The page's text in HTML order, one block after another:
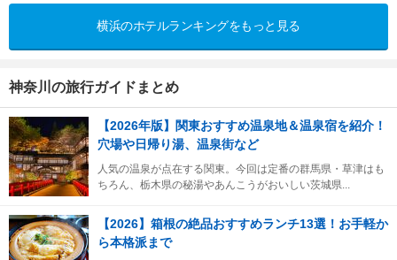
横浜のホテルランキングをもっと見る
神奈川の旅行ガイドまとめ
【2026年版】関東おすすめ温泉地＆温泉宿を紹介！
穴場や日帰り湯、温泉街など
人気の温泉が点在する関東。今回は定番の群馬県・草津はも
ちろん、栃木県の秘湯やあんこうがおいしい茨城県...
【2026】箱根の絶品おすすめランチ13選！お手軽か
ら本格派まで